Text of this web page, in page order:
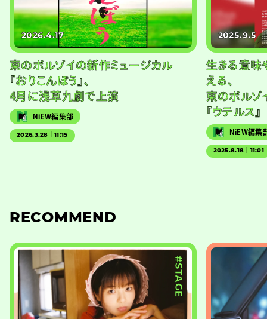
2026.4.17
東のボルゾイの新作ミュージカル
『おりこんぼう』、
4月に浅草九劇で上演
NiEW編集部
2026.3.28｜11:15
2025.9.5
生きる意味
える、
東のボルゾ
『ウテルス』
NiEW編集
2025.8.18｜11:01
RECOMMEND
#STAGE